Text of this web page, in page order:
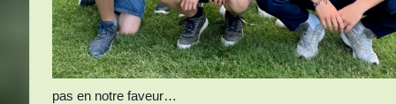
pas en notre faveur…